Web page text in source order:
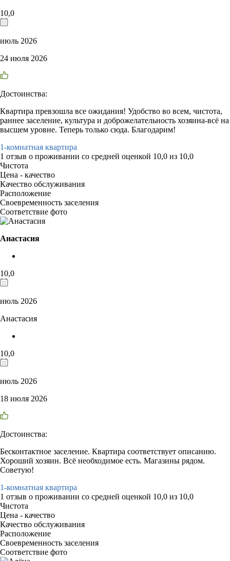
10,0
июль 2026
24 июля 2026
Достоинства:
Квартира превзошла все ожидания! Удобство во всем, чистота,
раннее заселение, культура и доброжелательность хозяина-всё на
высшем уровне. Теперь только сюда. Благодарим!
1-комнатная квартира
1 отзыв о проживании со средней оценкой 10,0 из 10,0
Чистота
Цена - качество
Качество обслуживания
Расположение
Своевременность заселения
Соответствие фото
Анастасия
10,0
июль 2026
Анастасия
10,0
июль 2026
18 июля 2026
Достоинства:
Бесконтактное заселение. Квартира соответствует описанию.
Хороший хозяин. Всё необходимое есть. Магазины рядом.
Советую!
1-комнатная квартира
1 отзыв о проживании со средней оценкой 10,0 из 10,0
Чистота
Цена - качество
Качество обслуживания
Расположение
Своевременность заселения
Соответствие фото